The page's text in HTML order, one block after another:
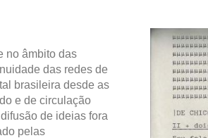
no âmbito das
das redes de
brasileira desde as
e de circulação
de ideias fora
pelas